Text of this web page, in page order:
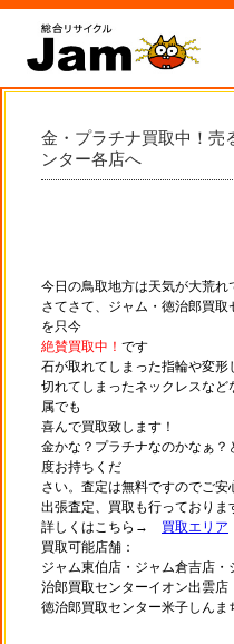
金・プラチナ買取中！売
ンター各店へ
今日の鳥取地方は天気が大荒れ
さてさて、 ジャム・徳治郎買取
を只今
絶賛買取中！ です
石が取れてしまった指輪や変形
切れてしまったネックレスな
属でも
喜んで買取致します！
金かな？プラチナなのかなぁ
度お持ちくだ
さい。 査定は無料ですのでご安
出張査定、買取も行っており
詳しくはこちら→ 買取エリア
買取可能店舗：
ジャム東伯店・ジャム倉吉店
治郎買取センターイオン出雲店
徳治郎買取センター米子しんま